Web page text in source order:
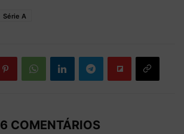
Série A
6 COMENTÁRIOS